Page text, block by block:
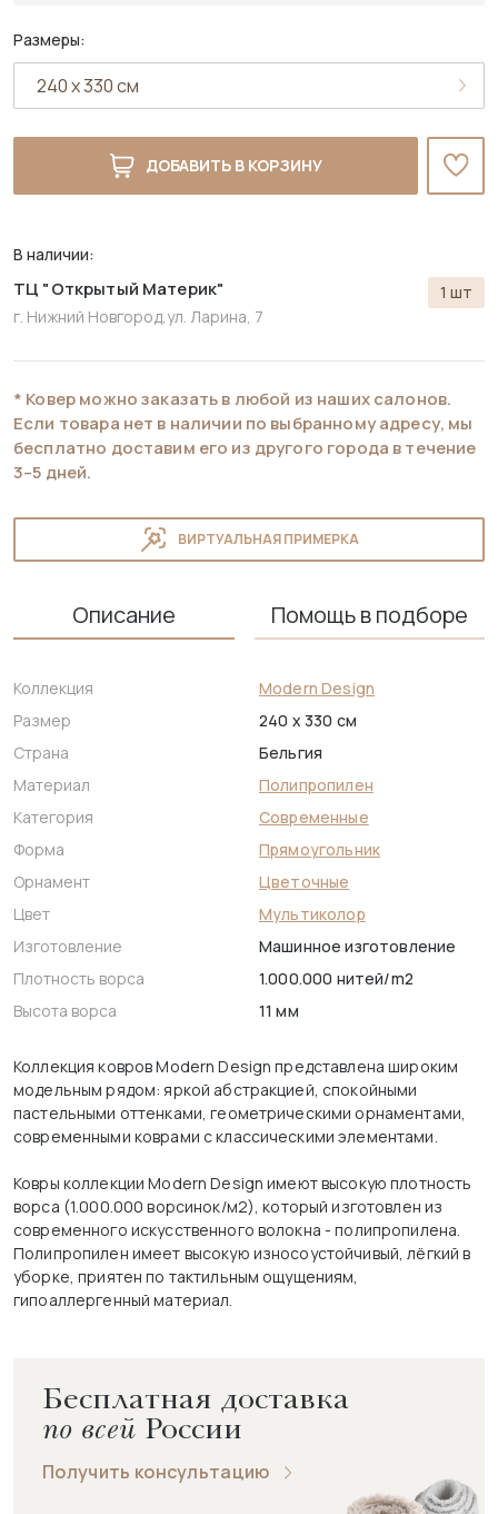
Размеры:
ДОБАВИТЬ В КОРЗИНУ
В наличии:
ТЦ "Открытый Материк"
г. Нижний Новгород,ул. Ларина, 7
1 шт
* Ковер можно заказать в любой из наших салонов.
Если товара нет в наличии по выбранному адресу, мы
бесплатно доставим его из другого города в течение
3–5 дней.
ВИРТУАЛЬНАЯ ПРИМЕРКА
Описание Помощь в подборе
Коллекция
Modern Design
Размер
240 x 330 см
Страна
Бельгия
Материал
Полипропилен
Категория
Современные
Форма
Прямоугольник
Орнамент
Цветочные
Цвет
Мультиколор
Изготовление
Машинное изготовление
Плотность ворса
1.000.000 нитей/m2
Высота ворса
11 мм
Коллекция ковров Modern Design представлена широким
модельным рядом: яркой абстракцией, спокойными
пастельными оттенками, геометрическими орнаментами,
современными коврами с классическими элементами.
Ковры коллекции Modern Design имеют высокую плотность
ворса (1.000.000 ворсинок/м2), который изготовлен из
современного искусственного волокна - полипропилена.
Полипропилен имеет высокую износоустойчивый, лёгкий в
уборке, приятен по тактильным ощущениям,
гипоаллергенный материал.
Бесплатная доставка
по всей России
Получить консультацию